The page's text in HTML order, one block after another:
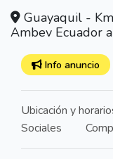
Guayaquil -
Ambev Ecuador
Info anuncio
Ubicación y
Sociales